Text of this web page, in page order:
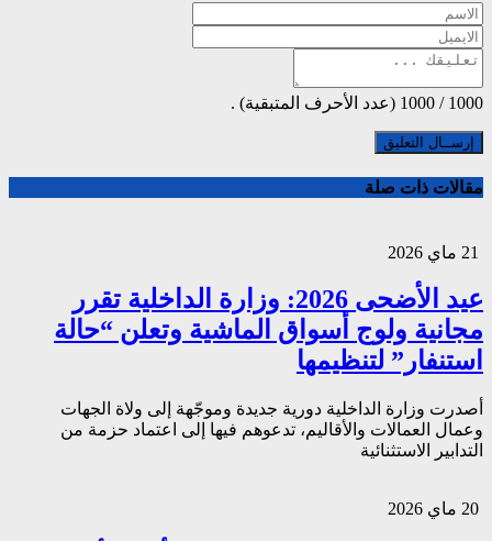
1000
/
1000 (عدد الأحرف المتبقية) .
مقالات ذات صلة
عيد الأضحى 2026: وزارة الداخلية تقرر
مجانية ولوج أسواق الماشية وتعلن “حالة
استنفار” لتنظيمها
أصدرت وزارة الداخلية دورية جديدة وموجّهة إلى ولاة الجهات
وعمال العمالات والأقاليم، تدعوهم فيها إلى اعتماد حزمة من
التدابير الاستثنائية